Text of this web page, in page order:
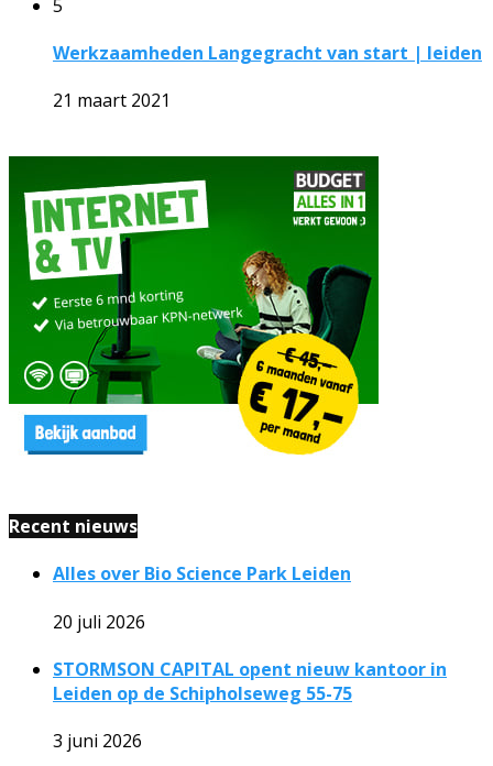
5
Werkzaamheden Langegracht van start | leiden
21 maart 2021
Recent nieuws
Alles over Bio Science Park Leiden
20 juli 2026
STORMSON CAPITAL opent nieuw kantoor in
Leiden op de Schipholseweg 55-75
3 juni 2026